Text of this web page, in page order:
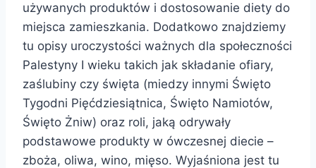
używanych produktów i dostosowanie diety do
miejsca zamieszkania. Dodatkowo znajdziemy
tu opisy uroczystości ważnych dla społeczności
Palestyny I wieku takich jak składanie ofiary,
zaślubiny czy święta (miedzy innymi Święto
Tygodni Pięćdziesiątnica, Święto Namiotów,
Święto Żniw) oraz roli, jaką odrywały
podstawowe produkty w ówczesnej diecie –
zboża, oliwa, wino, mięso. Wyjaśniona jest tu